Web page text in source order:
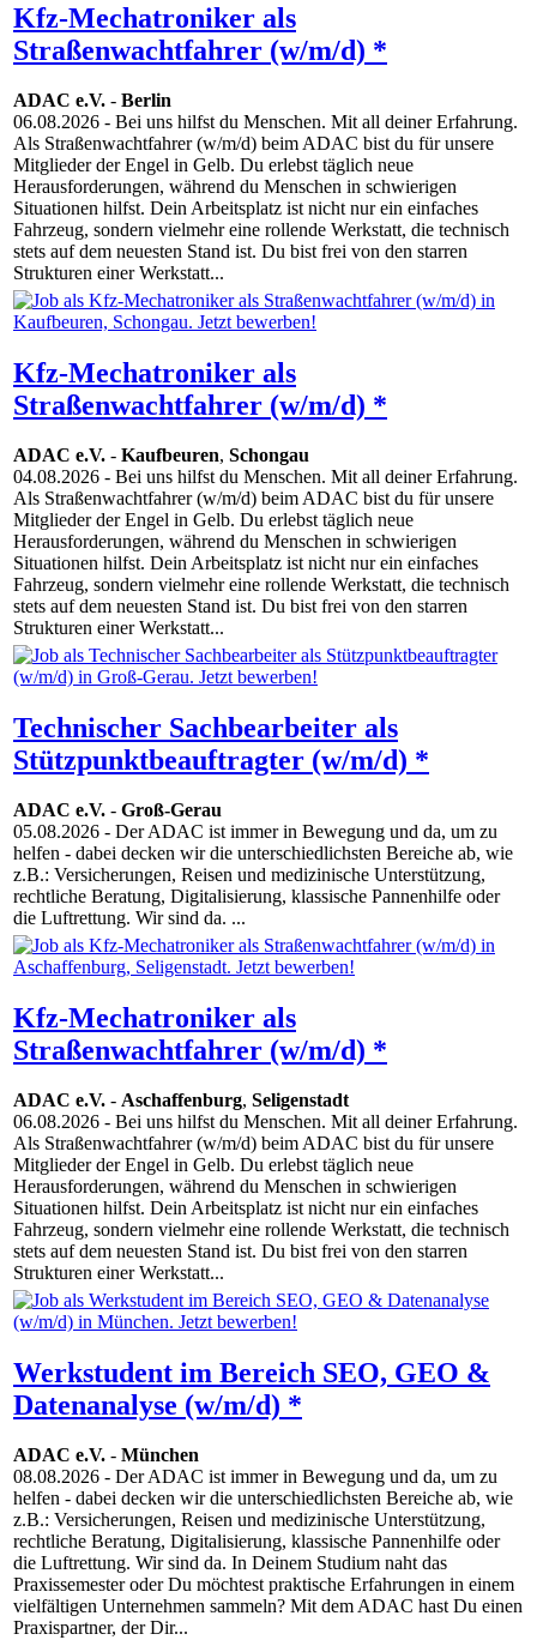
Kfz-Mechatroniker als
Straßenwachtfahrer (w/m/d) *
ADAC e.V. - Berlin
06.08.2026 - Bei uns hilfst du Menschen. Mit all deiner Erfahrung.
Als Straßenwachtfahrer (w/m/d) beim ADAC bist du für unsere
Mitglieder der Engel in Gelb. Du erlebst täglich neue
Herausforderungen, während du Menschen in schwierigen
Situationen hilfst. Dein Arbeitsplatz ist nicht nur ein einfaches
Fahrzeug, sondern vielmehr eine rollende Werkstatt, die technisch
stets auf dem neuesten Stand ist. Du bist frei von den starren
Strukturen einer Werkstatt...
Kfz-Mechatroniker als
Straßenwachtfahrer (w/m/d) *
ADAC e.V. - Kaufbeuren, Schongau
04.08.2026 - Bei uns hilfst du Menschen. Mit all deiner Erfahrung.
Als Straßenwachtfahrer (w/m/d) beim ADAC bist du für unsere
Mitglieder der Engel in Gelb. Du erlebst täglich neue
Herausforderungen, während du Menschen in schwierigen
Situationen hilfst. Dein Arbeitsplatz ist nicht nur ein einfaches
Fahrzeug, sondern vielmehr eine rollende Werkstatt, die technisch
stets auf dem neuesten Stand ist. Du bist frei von den starren
Strukturen einer Werkstatt...
Technischer Sachbearbeiter als
Stützpunktbeauftragter (w/m/d) *
ADAC e.V. - Groß-Gerau
05.08.2026 - Der ADAC ist immer in Bewegung und da, um zu
helfen - dabei decken wir die unterschiedlichsten Bereiche ab, wie
z.B.: Versicherungen, Reisen und medizinische Unterstützung,
rechtliche Beratung, Digitalisierung, klassische Pannenhilfe oder
die Luftrettung. Wir sind da. ...
Kfz-Mechatroniker als
Straßenwachtfahrer (w/m/d) *
ADAC e.V. - Aschaffenburg, Seligenstadt
06.08.2026 - Bei uns hilfst du Menschen. Mit all deiner Erfahrung.
Als Straßenwachtfahrer (w/m/d) beim ADAC bist du für unsere
Mitglieder der Engel in Gelb. Du erlebst täglich neue
Herausforderungen, während du Menschen in schwierigen
Situationen hilfst. Dein Arbeitsplatz ist nicht nur ein einfaches
Fahrzeug, sondern vielmehr eine rollende Werkstatt, die technisch
stets auf dem neuesten Stand ist. Du bist frei von den starren
Strukturen einer Werkstatt...
Werkstudent im Bereich SEO, GEO &
Datenanalyse (w/m/d) *
ADAC e.V. - München
08.08.2026 - Der ADAC ist immer in Bewegung und da, um zu
helfen - dabei decken wir die unterschiedlichsten Bereiche ab, wie
z.B.: Versicherungen, Reisen und medizinische Unterstützung,
rechtliche Beratung, Digitalisierung, klassische Pannenhilfe oder
die Luftrettung. Wir sind da. In Deinem Studium naht das
Praxissemester oder Du möchtest praktische Erfahrungen in einem
vielfältigen Unternehmen sammeln? Mit dem ADAC hast Du einen
Praxispartner, der Dir...